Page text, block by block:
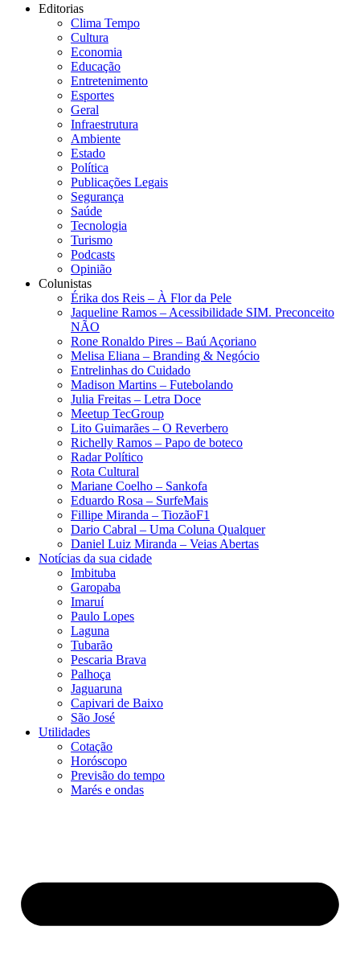
Editorias
Clima Tempo
Cultura
Economia
Educação
Entretenimento
Esportes
Geral
Infraestrutura
Ambiente
Estado
Política
Publicações Legais
Segurança
Saúde
Tecnologia
Turismo
Podcasts
Opinião
Colunistas
Érika dos Reis​ – À Flor da Pele
Jaqueline Ramos – Acessibilidade SIM. Preconceito
NÃO
Rone Ronaldo Pires – Baú Açoriano
Melisa Eliana – Branding & Negócio
Entrelinhas do Cuidado
Madison Martins – Futebolando
Julia Freitas​ – Letra Doce
Meetup TecGroup
Lito Guimarães – O Reverbero
Richelly Ramos​ – Papo de boteco
Radar Político
Rota Cultural
Mariane Coelho – Sankofa
Eduardo Rosa​ – SurfeMais
Fillipe Miranda – TiozãoF1
Dario Cabral – Uma Coluna Qualquer
Daniel Luiz Miranda – Veias Abertas
Notícias da sua cidade
Imbituba
Garopaba
Imaruí
Paulo Lopes
Laguna
Tubarão
Pescaria Brava
Palhoça
Jaguaruna
Capivari de Baixo
São José
Utilidades
Cotação
Horóscopo
Previsão do tempo
Marés e ondas